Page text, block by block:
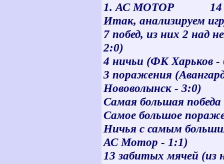
1. АС МОТОР
Итак, анализируем
7 побед, из них 2 над
2:0)
4 ничьи (ФК Харьков -
3 поражения
Нововолынск - 3:0)
Самая большая
Самое большое
Ничья с самым
АС Мотор - 1:1)
13 забитых мячей (из